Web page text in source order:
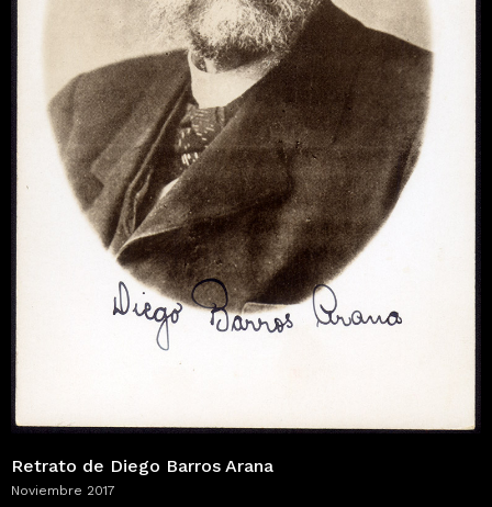
Retrato de Diego Barros Arana
Noviembre 2017